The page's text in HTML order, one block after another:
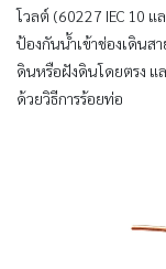
โวลต์ (60227 IEC 10 แ
ป้องกันน้ำเข้าช่องเดินส
ดินหรือฝังดินโดยตรง แ
ด้วยวิธีการร้อยท่อ